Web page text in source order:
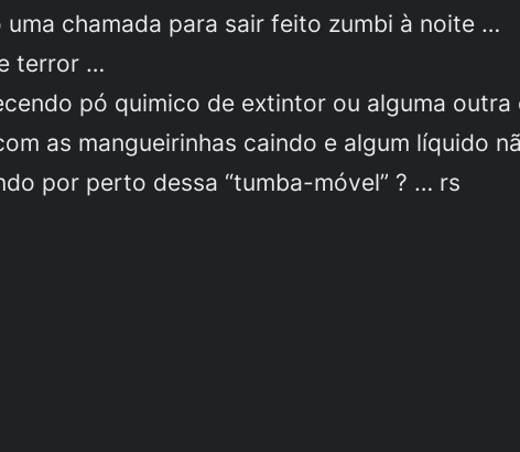
chamada para sair feito zumbi à noite …
terror …
pó quimico de extintor ou alguma
as mangueirinhas caindo e algum líquido
por perto dessa “tumba-móvel” ? … rs